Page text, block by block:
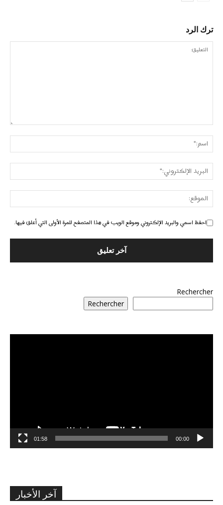
ترك الرد
احفظ اسمي والبريد الإلكتروني وموقع الويب في هذا المتصفح للمرة الأولى التي أعلق فيها.
Rechercher
Rechercher
00:00
01:58
آخر الأخبار